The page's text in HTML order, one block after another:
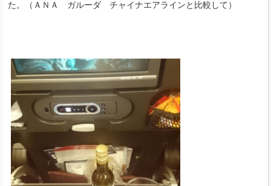
た。（ＡＮＡ ガルーダ チャイナエアラインと比較して）